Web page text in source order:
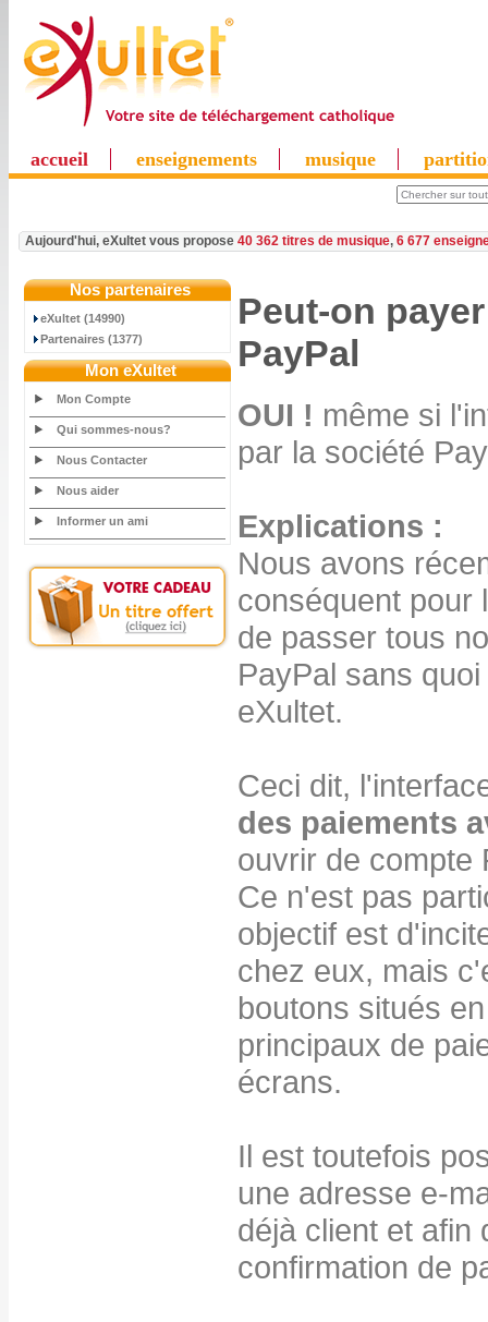
accueil enseignements musique
Aujourd'hui, eXultet vous propose 40 362 titres de musique, 6 677
Nos partenaires
eXultet (14990)
Partenaires (1377)
Mon eXultet
Mon Compte
Qui sommes-nous?
Nous Contacter
Nous aider
Informer un ami
Peut-on
PayPal
OUI ! même si
par la société
Explications :
Nous avons
conséquent pour
de passer tous
PayPal sans
eXultet.
Ceci dit,
des paiements
ouvrir de compte
Ce n'est pas
objectif est
chez eux, mais
boutons situés
principaux de
écrans.
Il est toutefois
une adresse e-
déjà client et afin
confirmation de